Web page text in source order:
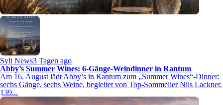
Sylt News3 Tagen ago
Abby’s Summer Wines: 6-Gänge-Weindinner in Rantum
Am 16. August lädt Abby’s in Rantum zum „Summer Wines“-Dinner:
sechs Gänge, sechs Weine, begleitet von Top-Sommelier Nils Lackner.
139...